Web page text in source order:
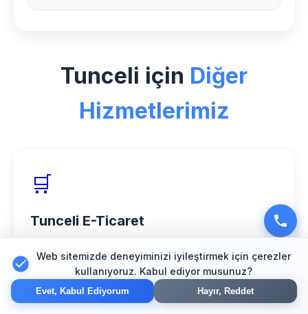
sunuyoruz.
%98 müşteri memnuniyeti oranımızla
hizmet veriyoruz.
Tunceli için Diğer
Hizmetlerimiz
🛒
Tunceli E-Ticaret
Web sitemizde deneyiminizi iyileştirmek için çerezler
kullanıyoruz. Kabul ediyor musunuz?
Evet, Kabul Ediyorum Hayır, Reddet